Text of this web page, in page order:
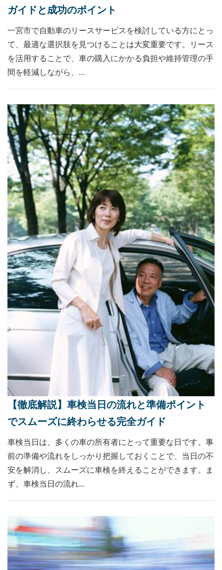
ガイドと成功のポイント
一宮市で自動車のリースサービスを検討している方にとっ
て、最適な選択肢を見つけることは大変重要です。リース
を活用することで、車の購入にかかる負担や維持管理の手
間を軽減しながら、...
【徹底解説】車検当日の流れと準備ポイント
でスムーズに終わらせる完全ガイド
車検当日は、多くの車の所有者にとって重要な日です。事
前の準備や流れをしっかり把握しておくことで、当日の不
安を解消し、スムーズに車検を終えることができます。ま
ず、車検当日の流れ...